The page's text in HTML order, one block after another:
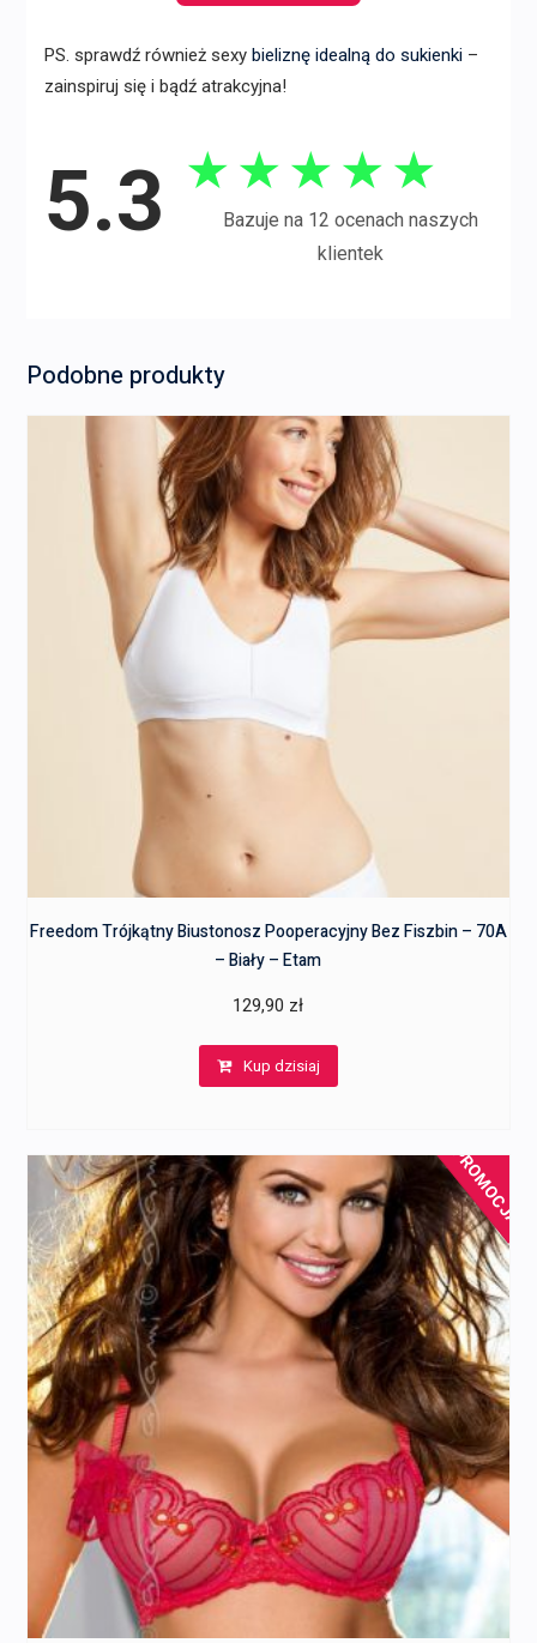
PS. sprawdź również sexy bieliznę idealną do sukienki–
zainspiruj się i bądź atrakcyjna!
5.3 ★ ★ ★ ★ ★
Bazuje na 12 ocenach naszych
klientek
Podobne produkty
Freedom Trójkątny Biustonosz Pooperacyjny Bez Fiszbin – 70A
– Biały – Etam
129,90 zł
Kup dzisiaj
PROMOCJA!